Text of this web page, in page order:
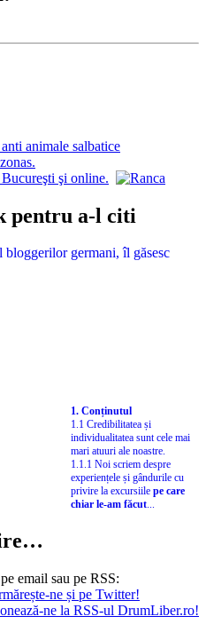
pentru a-l citi
1. Conținutul
1.1 Credibilitatea și
individualitatea sunt cele mai
mari atuuri ale noastre.
1.1.1 Noi scriem despre
experiențele și gândurile cu
privire la excursiile pe care
chiar le-am făcut...
email sau pe RSS:
ne și pe Twitter!
ne la RSS-ul DrumLiber.ro!